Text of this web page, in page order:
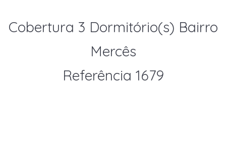
Cobertura 3 Dormitório(s) Bairro
Mercês
Referência 1679